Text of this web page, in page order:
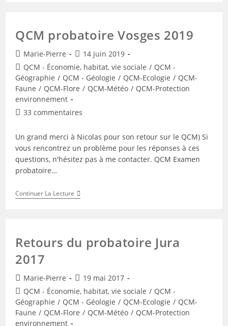
Alpes
2019
QCM probatoire Vosges 2019
Auteur/autrice
de
la
publication :
Marie-Pierre
Publication
publiée :
14 juin 2019
Post
category:
QCM - Économie, habitat, vie sociale / QCM -
Géographie / QCM - Géologie / QCM-Ecologie / QCM-
Faune / QCM-Flore / QCM-Météo / QCM-Protection
environnement
Commentaires
la
publication :
33 commentaires
Un grand merci à Nicolas pour son retour sur le QCM) Si
vous rencontrez un problème pour les réponses à ces
questions, n'hésitez pas à me contacter. QCM Examen
probatoire…
Continuer La LectureQCM
Probatoire
Retours du probatoire Jura
2017
Auteur/autrice
de
la
publication :
Marie-Pierre
Publication
publiée :
19 mai 2017
Post
category:
QCM - Économie, habitat, vie sociale / QCM -
Géographie / QCM - Géologie / QCM-Ecologie / QCM-
Faune / QCM-Flore / QCM-Météo / QCM-Protection
environnement